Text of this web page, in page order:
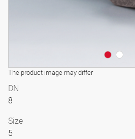
The product image may differ
DN
8
Size
5